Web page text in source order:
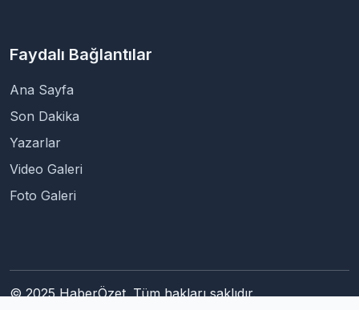
Faydalı Bağlantılar
Ana Sayfa
Son Dakika
Yazarlar
Video Galeri
Foto Galeri
© 2025 HaberÖzet. Tüm hakları saklıdır.